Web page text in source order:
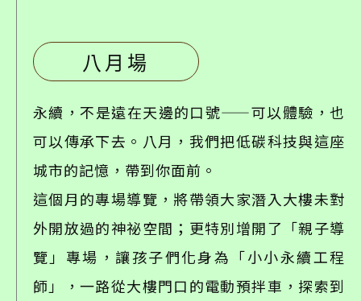
八月場
永續，不是遠在天邊的口號——可以體驗，也
可以傳承下去。八月，我們把低碳科技與這座
城市的記憶，帶到你面前。
這個月的專場導覽，將帶領大家潛入大樓未對
外開放過的神祕空間；更特別增開了「親子導
覽」專場，讓孩子們化身為「小小永續工程
師」，一路從大樓門口的電動預拌車，探索到